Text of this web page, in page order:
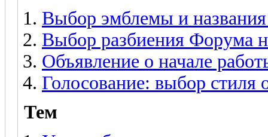
Выбор эмблемы и
Выбор разбиения Форума
Объявление о начале
Голосование: выбор
Тем